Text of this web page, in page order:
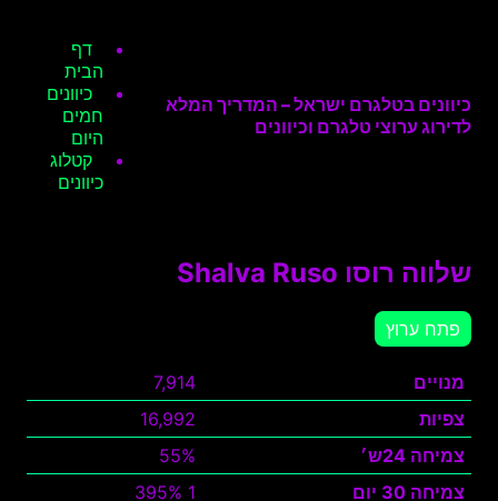
כיוונים בטלגרם ישראל – המדריך המלא
לדירוג ערוצי טלגרם וכיוונים
דף
הבית
כיוונים
חמים
היום
קטלוג
כיוונים
שלווה רוסו Shalva Ruso
פתח ערוץ
מנויים
7,914
צפיות
16,992
צמיחה 24ש׳
55%
צמיחה 30 יום
1 395%